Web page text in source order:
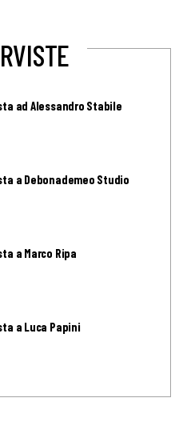
ad Alessandro Stabile
a Debonademeo Studio
a Marco Ripa
a Luca Papini